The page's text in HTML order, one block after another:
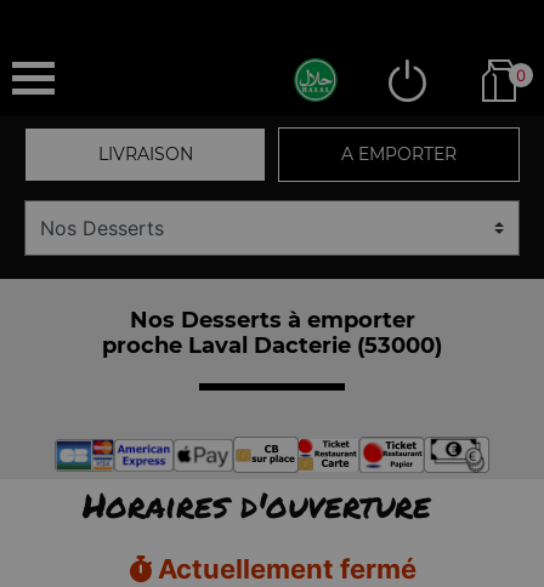
0
LIVRAISON A EMPORTER
Nos Desserts à emporter
proche Laval Dacterie (53000)
Horaires d'ouverture
Actuellement fermé